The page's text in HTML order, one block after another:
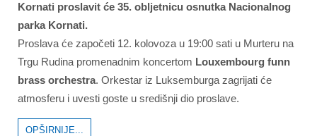
Kornati proslavit će 35. obljetnicu osnutka Nacionalnog
parka Kornati.
Proslava će započeti 12. kolovoza u 19:00 sati u Murteru na
Trgu Rudina promenadnim koncertom Louxembourg funn
brass orchestra. Orkestar iz Luksemburga zagrijati će
atmosferu i uvesti goste u središnji dio proslave.
OPŠIRNIJE...